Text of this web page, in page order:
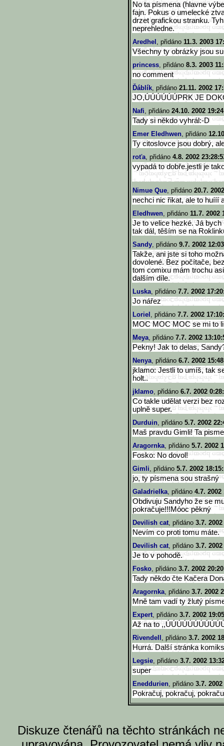
No ta písmena (hlavne
fajn. Pokus o umelecké
drzet grafickou stranku.
neprehledne.
Aredhel , přidáno 11.3. 2003
Všechny ty obrázky jsou
princess, přidáno 8.3. 2003
no comment
Ďáblík, přidáno 21.11. 2002
JO,ÚÚÚÚÚÚPRK JE
Nafi, přidáno 24.10. 2002
Tady si někdo vyhrál:-D
Emer Eledhwen, přidáno
Ty citoslovce jsou dobrý,
roťa, přidáno 4.8. 2002
vypadá to dobře.jestli je
Nimue Que, přidáno 20.7.
nechci nic řikat, ale to huííí
Eledhwen, přidáno 11.7. 2002
Je to velice hezké. Já
tak dál, těším se na
Sandy, přidáno 9.7. 2002
Takže, ani jste si toho
dovolené. Bez počítače,
tom comixu mám trochu
dalším díle.
Luska, přidáno 7.7. 2002
Jo nářez
Loriel , přidáno 7.7. 2002
MOC MOC MOC se mi to
Meya, přidáno 7.7. 2002
Pekny! Jak to delas,
Nenya, přidáno 6.7. 2002
jklamo: Jestli to umíš, tak
holt..
jklamo, přidáno 6.7. 2002
Co takle udělat verzi bez
uplně super.
Durduin, přidáno 5.7. 2002
Maš pravdu Gimli! Ta
Aragornka, přidáno 5.7. 2002
Fosko: No dovol!
Gimli, přidáno 5.7. 2002
jo, ty písmena sou strašný
Galadrielka, přidáno 4.7. 2002
Obdivuju Sandyho že se
pokračuje!!!Móoc pěkný
Devilish cat, přidáno 3.7.
Nevím co proti tomu máte.
Devilish cat, přidáno 3.7.
Je to v pohodě.
Fosko, přidáno 3.7. 2002
Tady někdo čte Kačera
Aragornka, přidáno 3.7. 2002
Mně tam vadí ty žlutý
Expert, přidáno 3.7. 2002
Až na to
Rivendell , přidáno 3.7. 2002
Hurrá. Další stránka
Legsie, přidáno 3.7. 2002
super
Eneddurien, přidáno 3.7. 2002
Pokračuj, pokračuj,
Diskuze čtenářů na těchto stránkách